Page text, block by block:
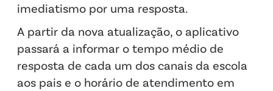
imediatismo por uma resposta.
A partir da nova atualização, o aplicativo
passará a informar o tempo médio de
resposta de cada um dos canais da escola
aos pais e o horário de atendimento em